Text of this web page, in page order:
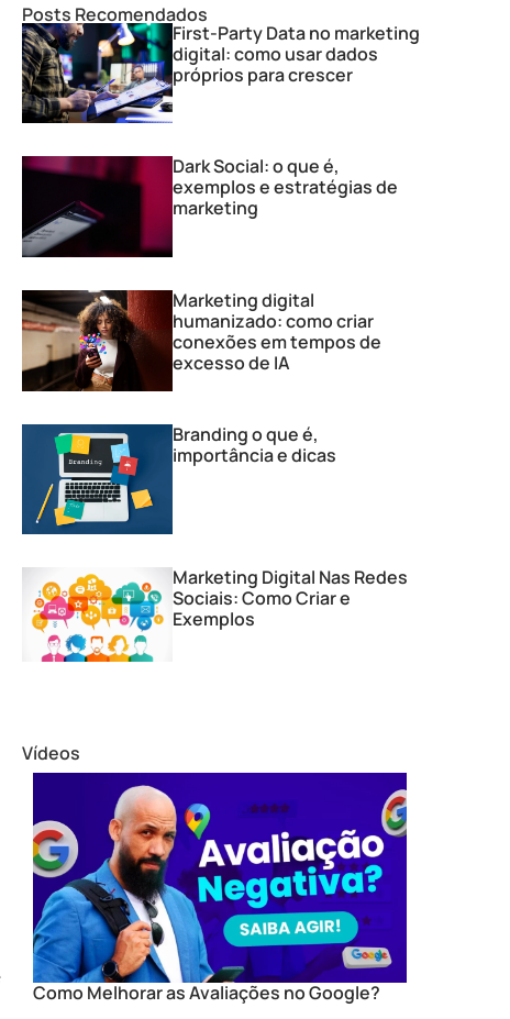
Posts Recomendados
First-Party Data no marketing
digital: como usar dados
próprios para crescer
Dark Social: o que é,
exemplos e estratégias de
marketing
Marketing digital
humanizado: como criar
conexões em tempos de
excesso de IA
Branding o que é,
importância e dicas
Marketing Digital Nas Redes
Sociais: Como Criar e
Exemplos
Vídeos
Como Melhorar as Avaliações no Google?